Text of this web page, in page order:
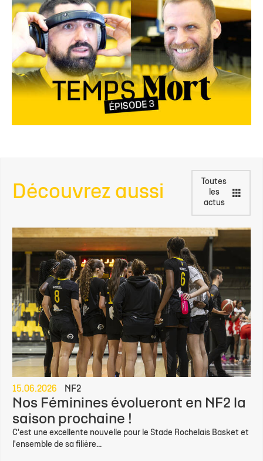
Découvrez aussi
Toutes
les
actus
15.06.2026 NF2
Nos Féminines évolueront en NF2 la
saison prochaine !
C'est une excellente nouvelle pour le Stade Rochelais Basket et
l'ensemble de sa filière...